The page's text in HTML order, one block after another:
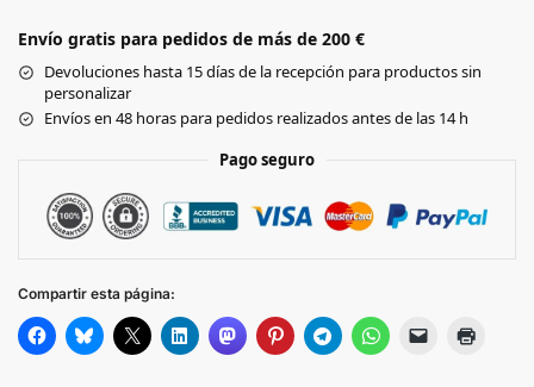
Envío gratis para pedidos de más de 200 €
Devoluciones hasta 15 días de la recepción para productos sin
personalizar
Envíos en 48 horas para pedidos realizados antes de las 14 h
Pago seguro
Compartir esta página: